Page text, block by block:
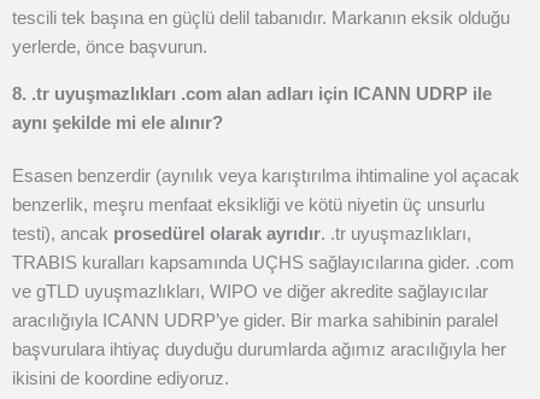
tescili tek başına en güçlü delil tabanıdır. Markanın eksik olduğu
yerlerde, önce başvurun.
8. .tr uyuşmazlıkları .com alan adları için ICANN UDRP ile
aynı şekilde mi ele alınır?
Esasen benzerdir (aynılık veya karıştırılma ihtimaline yol açacak
benzerlik, meşru menfaat eksikliği ve kötü niyetin üç unsurlu
testi), ancak prosedürel olarak ayrıdır. .tr uyuşmazlıkları,
TRABIS kuralları kapsamında UÇHS sağlayıcılarına gider. .com
ve gTLD uyuşmazlıkları, WIPO ve diğer akredite sağlayıcılar
aracılığıyla ICANN UDRP’ye gider. Bir marka sahibinin paralel
başvurulara ihtiyaç duyduğu durumlarda ağımız aracılığıyla her
ikisini de koordine ediyoruz.